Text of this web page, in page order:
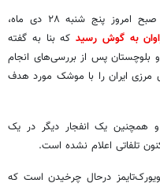
به گوش رسیدکه بنا به گفته
بلوچستان پس از بررسی‌های انجام
ایران را با موشک مورد هدف
اند و همچنین یک انفجار دیگر در یک
تلفاتی اعلام نشده است.
درحال چرخیدن است که